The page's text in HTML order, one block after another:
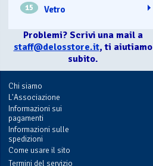
15 Vetro
Problemi? Scrivi una mail a
staff@delosstore.it, ti aiutiamo
subito.
Chi siamo
L'Associazione
Informazioni sui
pagamenti
Informazioni sulle
spedizioni
Come usare il sito
Termini del servizio